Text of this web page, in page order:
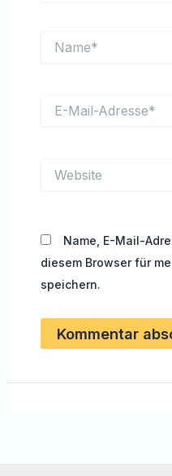
Mail-
Name, E-Mail-
diesem Browser für
speichern.